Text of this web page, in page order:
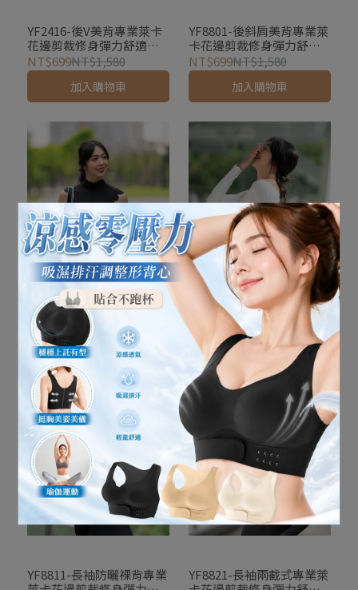
YF2416-後V美背專業萊卡
花邊剪裁修身彈力舒適透
氣健身背心上衣瑜珈服(皮
拉提斯)
NT$699NT$1,580
加入購物車
YF8801-後斜肩美背專業萊
卡花邊剪裁修身彈力舒適
透氣健身背心上衣瑜珈服
(皮拉提斯)
NT$699NT$1,580
加入購物車
YF8807-簍空美背專業萊卡
花邊剪裁修身彈力舒適透
氣健身背心上衣瑜珈服(皮
拉提斯)
NT$699 NT$1,580
加入購物車
YF8808-長袖防曬露肩專業
萊卡花邊剪裁修身彈力舒
適透氣健身背心上衣瑜珈
服
NT$899NT$1,780
YF8811-長袖防曬裸背專業
YF8821-長袖兩截式專業萊